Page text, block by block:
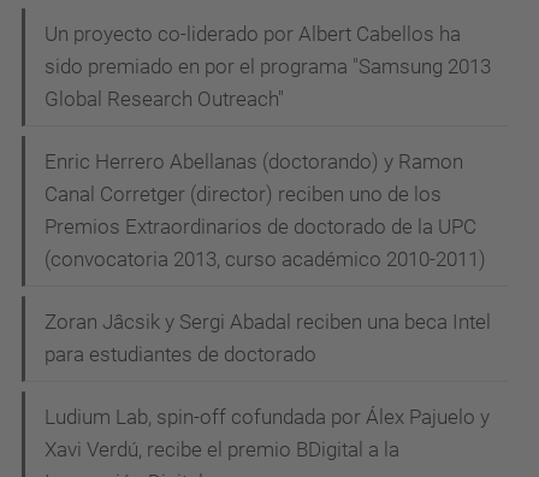
Un proyecto co-liderado por Albert Cabellos ha
sido premiado en por el programa "Samsung 2013
Global Research Outreach"
Enric Herrero Abellanas (doctorando) y Ramon
Canal Corretger (director) reciben uno de los
Premios Extraordinarios de doctorado de la UPC
(convocatoria 2013, curso académico 2010-2011)
Zoran Jâcsik y Sergi Abadal reciben una beca Intel
para estudiantes de doctorado
Ludium Lab, spin-off cofundada por Álex Pajuelo y
Xavi Verdú, recibe el premio BDigital a la